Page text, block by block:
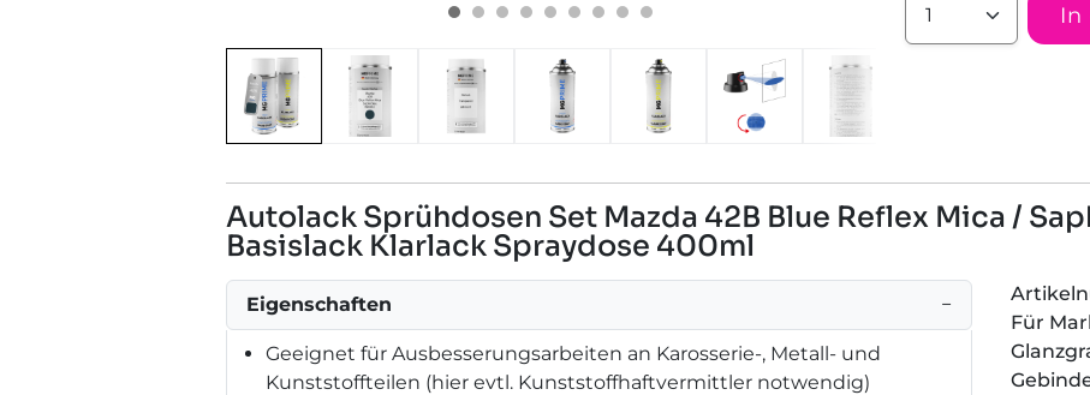
In
Autolack Sprühdosen Set Mazda 42B Blue Reflex Mica /
Basislack Klarlack Spraydose 400ml
Eigenschaften −
Geeignet für Ausbesserungsarbeiten an Karosserie-, Metall- und
Kunststoffteilen (hier evtl. Kunststoffhaftvermittler notwendig)
Für